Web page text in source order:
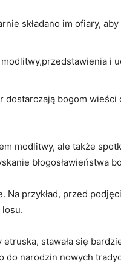
składano im ofiary,
i
dostarczają bogom wieści
modlitwy, ale także
błogosławieństwa
⁣Na przykład, przed​
stawała⁤ się
do ‍narodzin nowych